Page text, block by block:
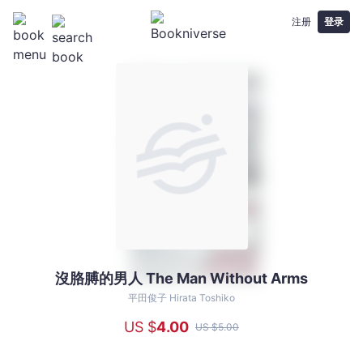
注册 登录
沒胳膊的男人 The Man Without Arms
平田俊子 Hirata Toshiko
US $4.00 US $5.00